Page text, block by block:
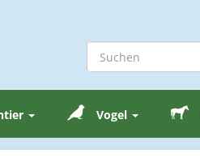
Vogel